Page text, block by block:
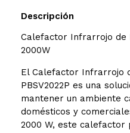
Descripción
Calefactor Infrarrojo de
2000W
El Calefactor Infrarrojo
PBSV2022P es una
mantener un ambiente
domésticos y
2000 W, este